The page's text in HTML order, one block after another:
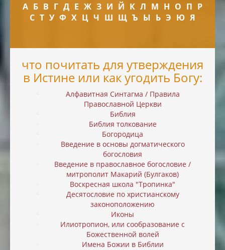
А Б В Г Д Е Ж З И Й К Л М Н О П Р
С Т У Ф Х Ц Ч Ш Щ Ъ Ы Ь Э Ю Я
что почитать для утверждения
в Истине или как угодить Богу:
Алфавитная Синтагма / Правила
Православной Церкви
Библия
Библия толкование
Богородица
Введение в основы догматического
богословия
Введение в православное богословие /
митрополит Макарий (Булгаков)
Воскресная школа "Тропинка"
Десятословие по христианскому
законоположению
Иконы
Илиотропион, или cообразование с
Божественной волей
Имена Божии в Библии